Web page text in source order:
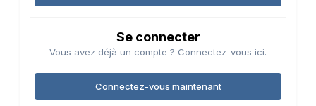
Se connecter
Vous avez déjà un compte ? Connectez-vous ici.
Connectez-vous maintenant